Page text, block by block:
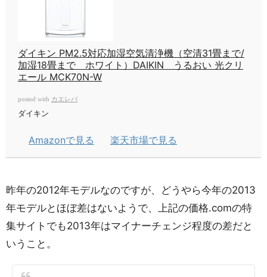
ダイキン PM2.5対応加湿空気清浄機（空清31畳まで/
加湿18畳まで ホワイト）DAIKIN うるおい 光クリ
エール MCK70N-W
posted with カエレバ
ダイキン
Amazonで見る 楽天市場で見る
昨年の2012年モデルなのですが、どうやら今年の2013
年モデルとほぼ差はないようで、上記の価格.comの特
集サイトでも2013年はマイナーチェンジ程度の差だと
いうこと。